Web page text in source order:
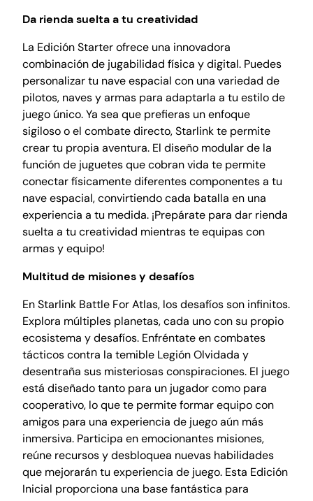
O
n
e
S
t
a
r
t
e
r
E
d
i
t
i
o
c
a
n
t
i
d
a
d
Da rienda suelta a tu creatividad
La Edición Starter ofrece una innovadora
combinación de jugabilidad física y digital. Puedes
personalizar tu nave espacial con una variedad de
pilotos, naves y armas para adaptarla a tu estilo de
juego único. Ya sea que prefieras un enfoque
sigiloso o el combate directo, Starlink te permite
crear tu propia aventura. El diseño modular de la
función de juguetes que cobran vida te permite
conectar físicamente diferentes componentes a tu
nave espacial, convirtiendo cada batalla en una
experiencia a tu medida. ¡Prepárate para dar rienda
suelta a tu creatividad mientras te equipas con
armas y equipo!
Multitud de misiones y desafíos
En Starlink Battle For Atlas, los desafíos son infinitos.
Explora múltiples planetas, cada uno con su propio
ecosistema y desafíos. Enfréntate en combates
tácticos contra la temible Legión Olvidada y
desentraña sus misteriosas conspiraciones. El juego
está diseñado tanto para un jugador como para
cooperativo, lo que te permite formar equipo con
amigos para una experiencia de juego aún más
inmersiva. Participa en emocionantes misiones,
reúne recursos y desbloquea nuevas habilidades
que mejorarán tu experiencia de juego. Esta Edición
Inicial proporciona una base fantástica para